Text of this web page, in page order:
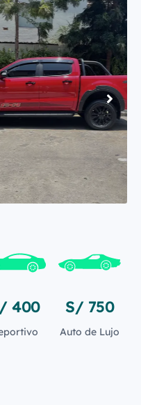
400 S/ 750
Auto de Lujo